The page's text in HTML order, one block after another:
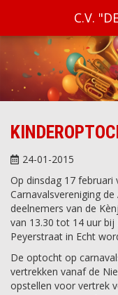
C.V.
24-01-2015
Op dinsdag 17
Carnavalsvereniging
deelnemers van de
van 13.30 tot 14 uur bij
Peyerstraat in Echt
De optocht op
vertrekken vanaf de
opstellen voor vertrek